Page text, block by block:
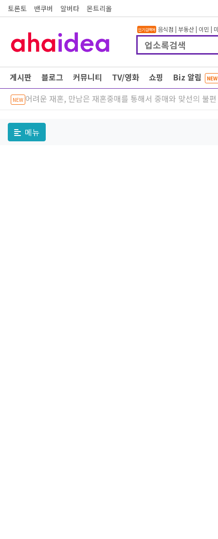
토론토 밴쿠버 알버타 몬트리올
인기검색어 음식점 | 부동산| 이민 |
게시판 블로그 커뮤니티 TV/영화 쇼핑 Biz 알림 NEW
NEW 어려운 재혼, 만남은 재혼중매를 통해서 중매와 맞선의 불편
메뉴